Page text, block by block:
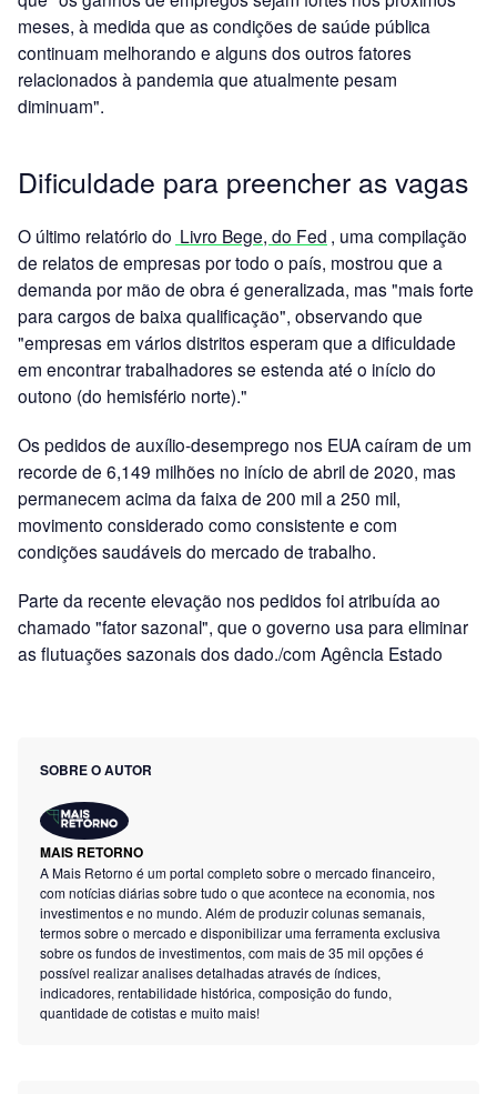
meses, à medida que as condições de saúde pública
continuam melhorando e alguns dos outros fatores
relacionados à pandemia que atualmente pesam
diminuam".
Dificuldade para preencher as vagas
O último relatório do Livro Bege, do Fed , uma compilação
de relatos de empresas por todo o país, mostrou que a
demanda por mão de obra é generalizada, mas "mais forte
para cargos de baixa qualificação", observando que
"empresas em vários distritos esperam que a dificuldade
em encontrar trabalhadores se estenda até o início do
outono (do hemisfério norte)."
Os pedidos de auxílio-desemprego nos EUA caíram de um
recorde de 6,149 milhões no início de abril de 2020, mas
permanecem acima da faixa de 200 mil a 250 mil,
movimento considerado como consistente e com
condições saudáveis do mercado de trabalho.
Parte da recente elevação nos pedidos foi atribuída ao
chamado "fator sazonal", que o governo usa para eliminar
as flutuações sazonais dos dado./com Agência Estado
SOBRE O AUTOR
MAIS RETORNO
A Mais Retorno é um portal completo sobre o mercado financeiro,
com notícias diárias sobre tudo o que acontece na economia, nos
investimentos e no mundo. Além de produzir colunas semanais,
termos sobre o mercado e disponibilizar uma ferramenta exclusiva
sobre os fundos de investimentos, com mais de 35 mil opções é
possível realizar analises detalhadas através de índices,
indicadores, rentabilidade histórica, composição do fundo,
quantidade de cotistas e muito mais!